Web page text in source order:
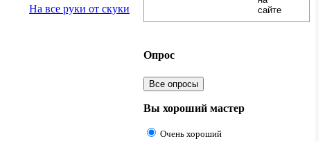
На все руки от скуки
Опрос
Все опросы
Вы хороший мастер
Очень хороший